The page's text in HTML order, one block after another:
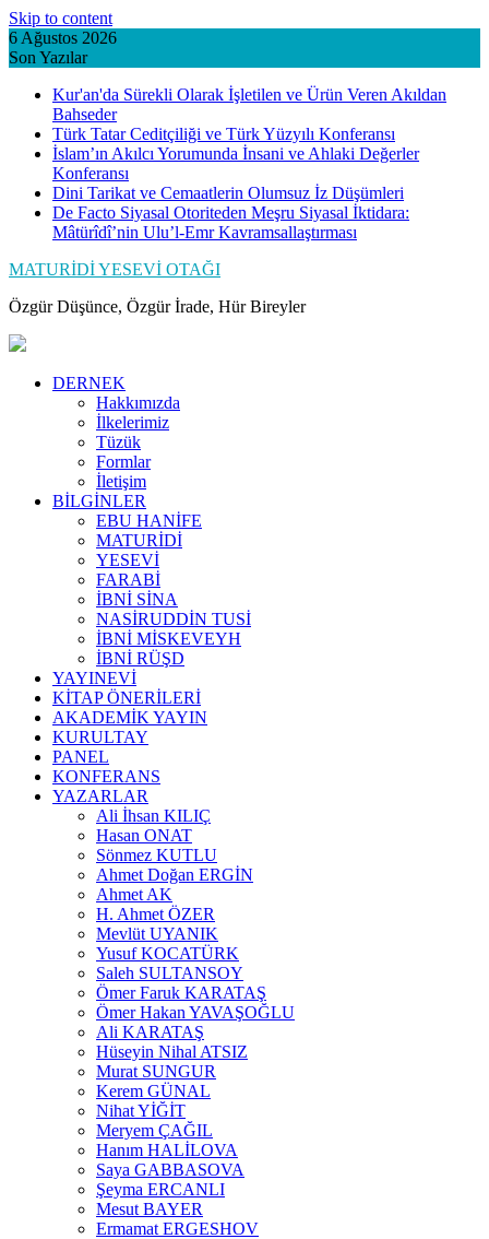
Skip to content
6 Ağustos 2026
Son Yazılar
Kur'an'da Sürekli Olarak İşletilen ve Ürün Veren Akıldan
Bahseder
Türk Tatar Ceditçiliği ve Türk Yüzyılı Konferansı
İslam’ın Akılcı Yorumunda İnsani ve Ahlaki Değerler
Konferansı
Dini Tarikat ve Cemaatlerin Olumsuz İz Düşümleri
De Facto Siyasal Otoriteden Meşru Siyasal İktidara:
Mâtürîdî’nin Ulu’l-Emr Kavramsallaştırması
MATURİDİ YESEVİ OTAĞI
Özgür Düşünce, Özgür İrade, Hür Bireyler
DERNEK
Hakkımızda
İlkelerimiz
Tüzük
Formlar
İletişim
BİLGİNLER
EBU HANİFE
MATURİDİ
YESEVİ
FARABİ
İBNİ SİNA
NASİRUDDİN TUSİ
İBNİ MİSKEVEYH
İBNİ RÜŞD
YAYINEVİ
KİTAP ÖNERİLERİ
AKADEMİK YAYIN
KURULTAY
PANEL
KONFERANS
YAZARLAR
Ali İhsan KILIÇ
Hasan ONAT
Sönmez KUTLU
Ahmet Doğan ERGİN
Ahmet AK
H. Ahmet ÖZER
Mevlüt UYANIK
Yusuf KOCATÜRK
Saleh SULTANSOY
Ömer Faruk KARATAŞ
Ömer Hakan YAVAŞOĞLU
Ali KARATAŞ
Hüseyin Nihal ATSIZ
Murat SUNGUR
Kerem GÜNAL
Nihat YİĞİT
Meryem ÇAĞIL
Hanım HALİLOVA
Saya GABBASOVA
Şeyma ERCANLI
Mesut BAYER
Ermamat ERGESHOV